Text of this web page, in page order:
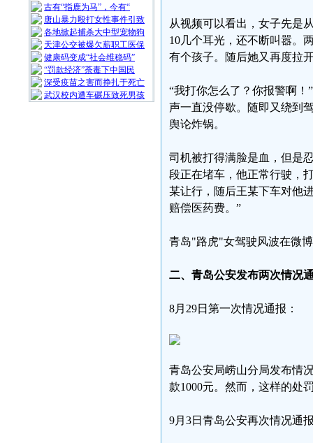
古有“指鹿为马”，今有“
唐山暴力殴打女性事件引致
各地掀起捕杀大中型宠物狗
天津公交被爆欠薪职工医保
健康码变成“社会维稳码”
“罚款经济”荼毒下中国民
深受疫苗之害而挣扎于死亡
武汉校内遭车碾压致死男孩
从视频可以看出，女子先是
10几个耳光，还不断叫嚣。
有个孩子。随后她又再度拉
“我打你怎么了？你报警啊
声一直没停歇。随即又绕到
舆论炸锅。
司机被打得满脸是血，但是
段正在堵车，他正常行驶，
某让行，随后王某下车对他
赔偿医药费。”
青岛"路虎"女驾驶风波在微
二、青岛公安发布两次情况
8月29日第一次情况通报：
青岛公安局崂山分局发布情
款1000元。然而，这样的处
9月3日青岛公安再次情况通